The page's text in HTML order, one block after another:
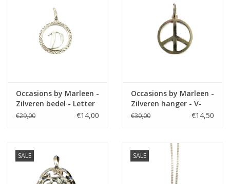
Occasions by Marleen -
Zilveren bedel - Letter
D in rand
€29,00 €14,00
Occasions by Marleen -
Zilveren hanger - V-
teken in rand
€30,00 €14,50
SALE SALE